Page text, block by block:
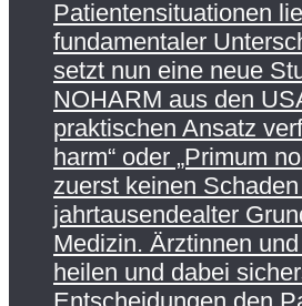
Patientensituationen
fundamentaler
setzt nun eine neue
NOHARM aus den
praktischen Ansatz
harm“ oder „Primum
zuerst keinen
jahrtausendealter
Medizin. Ärztinnen
heilen und dabei